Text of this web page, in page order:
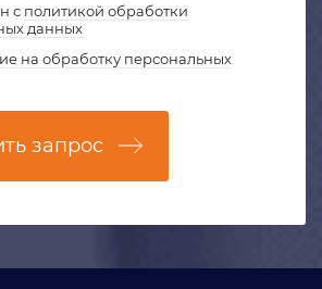
с политикой обработки
данных
на обработку персональных
запрос